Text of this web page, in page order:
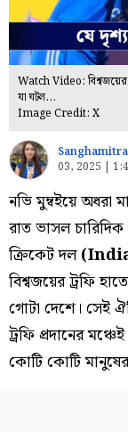
Watch Video: বিশ্বজয়ের
যা ঘটল...
Image Credit: X
03, 2025 |
নভি মুম্বইয়ে অধরা
রাত ভাসল
ক্রিকেট দল
বিশ্বজয়ের ট্রফি
গোটা দেশে। সেই
ট্রফি প্রদানের
কোটি কোটি